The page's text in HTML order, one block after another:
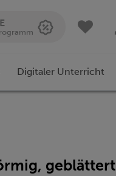
Digitaler Unterricht
geblättert